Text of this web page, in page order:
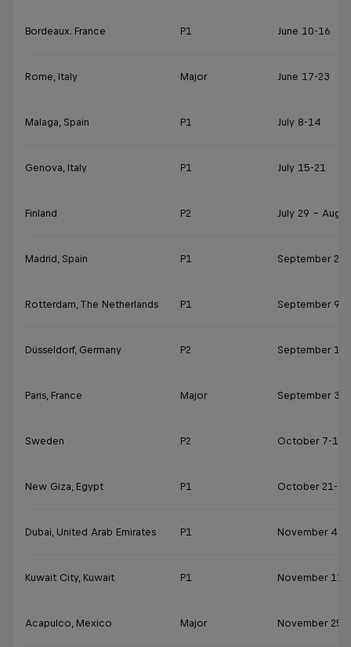
Bordeaux. France P1 June 10-16
Rome, Italy Major June 17-23
Malaga, Spain P1 July 8-14
Genova, Italy P1 July 15-21
Finland P2 July 29 –
Madrid, Spain P1 September 2-8
Rotterdam, The Netherlands P1 September 9-
Düsseldorf, Germany P2 September
Paris, France Major September
Sweden P2 October 7-13
New Giza, Egypt P1 October 21-27
Dubai, United Arab Emirates P1 November 4-
Kuwait City, Kuwait P1 November 11-
Acapulco, Mexico Major November 25